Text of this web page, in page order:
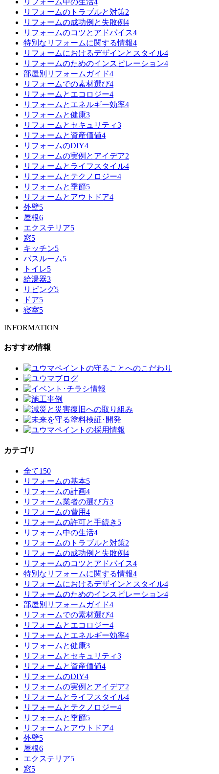
リフォーム中の生活4
リフォームのトラブルと対策2
リフォームの成功例と失敗例4
リフォームのコツとアドバイス4
特別なリフォームに関する情報4
リフォームにおけるデザインとスタイル4
リフォームのためのインスピレーション4
部屋別リフォームガイド4
リフォームでの素材選び4
リフォームとエコロジー4
リフォームとエネルギー効率4
リフォームと健康3
リフォームとセキュリティ3
リフォームと資産価値4
リフォームのDIY4
リフォームの実例とアイデア2
リフォームとライフスタイル4
リフォームとテクノロジー4
リフォームと季節5
リフォームとアウトドア4
外壁5
屋根6
エクステリア5
窓5
キッチン5
バスルーム5
トイレ5
給湯器3
リビング5
ドア5
寝室5
INFORMATION
おすすめ情報
カテゴリ
全て150
リフォームの基本5
リフォームの計画4
リフォーム業者の選び方3
リフォームの費用4
リフォームの許可と手続き 5
リフォーム中の生活4
リフォームのトラブルと対策2
リフォームの成功例と失敗例4
リフォームのコツとアドバイス4
特別なリフォームに関する情報4
リフォームにおけるデザインとスタイル4
リフォームのためのインスピレーション4
部屋別リフォームガイド4
リフォームでの素材選び4
リフォームとエコロジー4
リフォームとエネルギー効率4
リフォームと健康3
リフォームとセキュリティ3
リフォームと資産価値4
リフォームのDIY4
リフォームの実例とアイデア2
リフォームとライフスタイル4
リフォームとテクノロジー4
リフォームと季節5
リフォームとアウトドア4
外壁5
屋根6
エクステリア5
窓5